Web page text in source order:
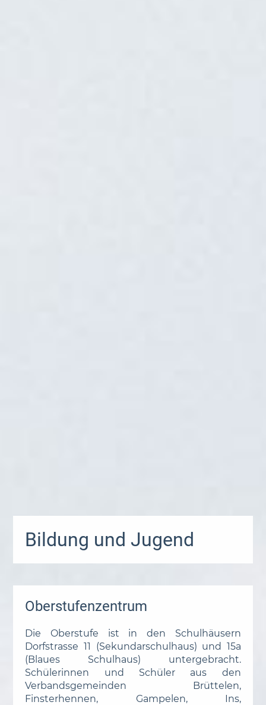
Bildung und Jugend
Oberstufenzentrum
Die Oberstufe ist in den Schulhäusern
Dorfstrasse 11 (Sekundarschulhaus) und 15a
(Blaues Schulhaus) untergebracht.
Schülerinnen und Schüler aus den
Verbandsgemeinden Brüttelen,
Finsterhennen, Gampelen, Ins,